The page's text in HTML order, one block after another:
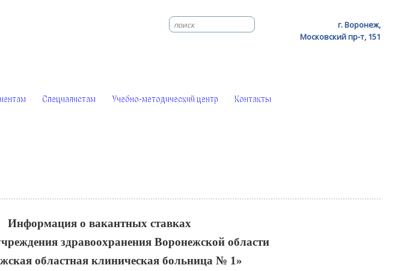
г. Воронеж,
Московский пр-т, 151
Специалистам Учебно-методический центр Контакты
Информация о вакантных ставках
здравоохранения Воронежской области
областная клиническая больница № 1»